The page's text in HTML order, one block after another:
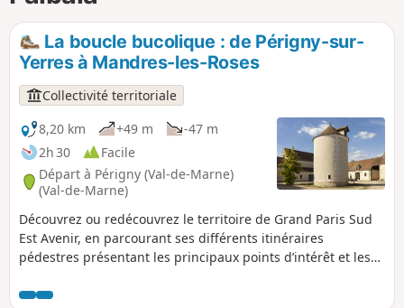
La boucle bucolique : de Périgny-sur-
Yerres à Mandres-les-Roses
Collectivité territoriale
8,20 km
+49 m
-47 m
2h 30
Facile
Départ à Périgny (Val-de-Marne)
(Val-de-Marne)
Découvrez ou redécouvrez le territoire de Grand Paris Sud
Est Avenir, en parcourant ses différents itinéraires
pédestres présentant les principaux points d’intérêt et les
histoires atypiques et singulières.